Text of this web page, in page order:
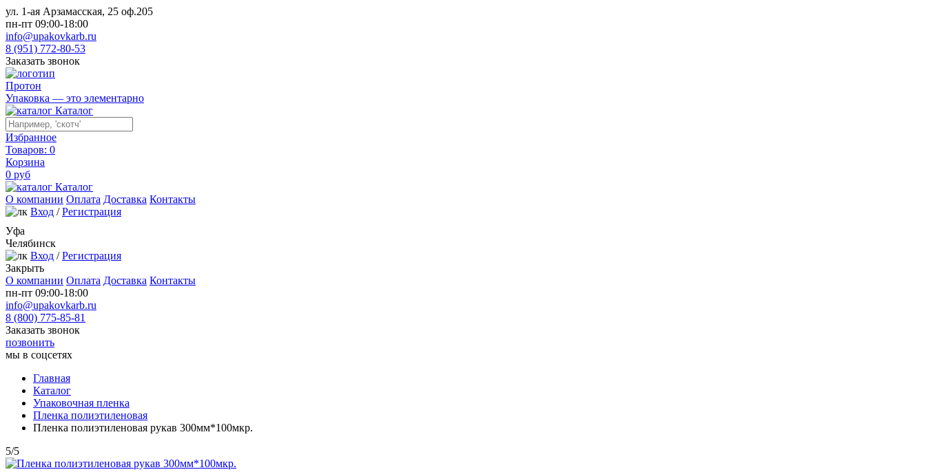
ул. 1-ая Арзамасская, 25 оф.205
пн-пт 09:00-18:00
info@upakovkarb.ru
8 (951) 772-80-53
Заказать звонок
Протон
Упаковка — это элементарно
Каталог
Избранное
Товаров: 0
Корзина
0 руб
Каталог
О компании Оплата Доставка Контакты
Вход / Регистрация
Уфа
Челябинск
Вход / Регистрация
Закрыть
О компании Оплата Доставка Контакты
пн-пт 09:00-18:00
info@upakovkarb.ru
8 (800) 775-85-81
Заказать звонок
позвонить
мы в соцсетях
Главная
Каталог
Упаковочная пленка
Пленка полиэтиленовая
Пленка полиэтиленовая рукав 300мм*100мкр.
5/5